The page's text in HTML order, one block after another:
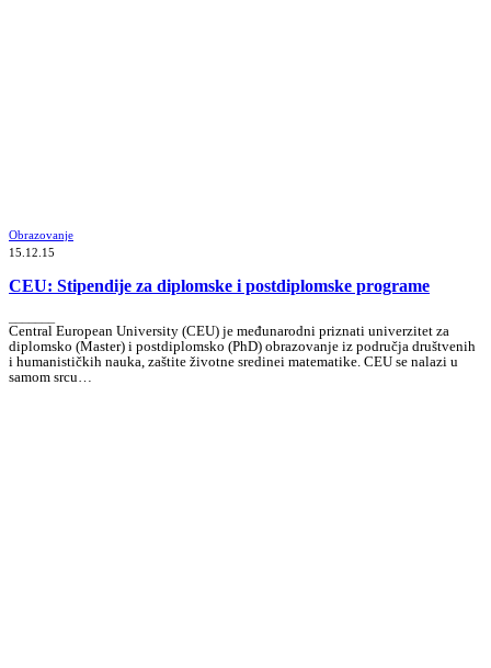
Obrazovanje
15.12.15
CEU: Stipendije za diplomske i postdiplomske programe
Central European University (CEU) je međunarodni priznati univerzitet za
diplomsko (Master) i postdiplomsko (PhD) obrazovanje iz područja društvenih
i humanističkih nauka, zaštite životne sredinei matematike. CEU se nalazi u
samom srcu…